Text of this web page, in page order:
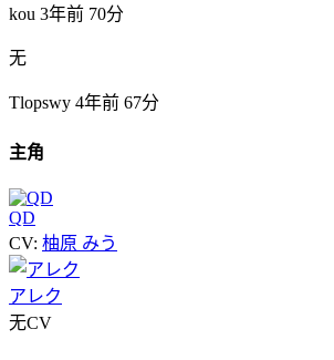
kou 3年前 70分
无
Tlopswy 4年前 67分
主角
QD
CV: 柚原 みう
アレク
无CV